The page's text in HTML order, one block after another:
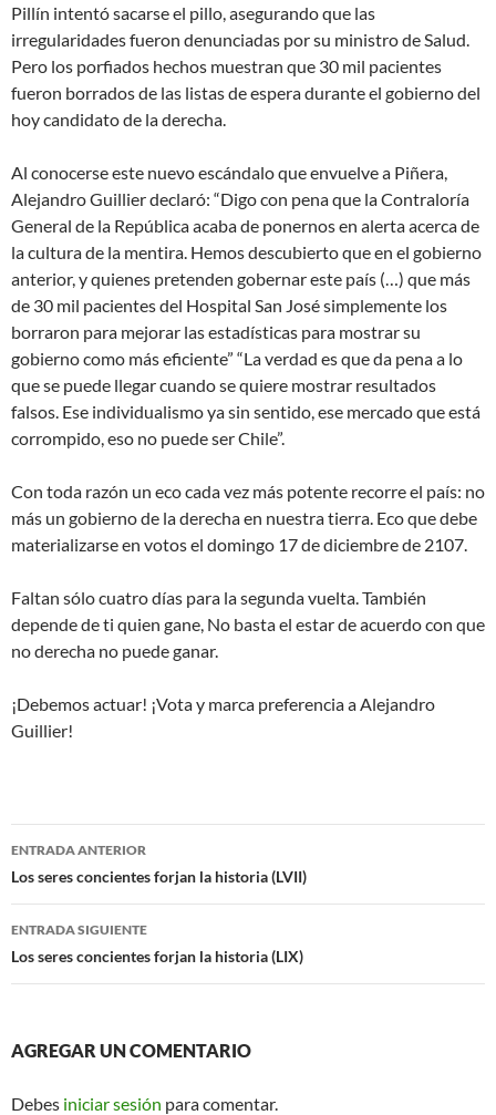
Pillín intentó sacarse el pillo, asegurando que las
irregularidades fueron denunciadas por su ministro de Salud.
Pero los porfiados hechos muestran que 30 mil pacientes
fueron borrados de las listas de espera durante el gobierno del
hoy candidato de la derecha.
Al conocerse este nuevo escándalo que envuelve a Piñera,
Alejandro Guillier declaró: “Digo con pena que la Contraloría
General de la República acaba de ponernos en alerta acerca de
la cultura de la mentira. Hemos descubierto que en el gobierno
anterior, y quienes pretenden gobernar este país (…) que más
de 30 mil pacientes del Hospital San José simplemente los
borraron para mejorar las estadísticas para mostrar su
gobierno como más eficiente” “La verdad es que da pena a lo
que se puede llegar cuando se quiere mostrar resultados
falsos. Ese individualismo ya sin sentido, ese mercado que está
corrompido, eso no puede ser Chile”.
Con toda razón un eco cada vez más potente recorre el país: no
más un gobierno de la derecha en nuestra tierra. Eco que debe
materializarse en votos el domingo 17 de diciembre de 2107.
Faltan sólo cuatro días para la segunda vuelta. También
depende de ti quien gane, No basta el estar de acuerdo con que
no derecha no puede ganar.
¡Debemos actuar! ¡Vota y marca preferencia a Alejandro
Guillier!
Navegador
de
entradas
ENTRADA ANTERIOR
Los seres concientes forjan la historia (LVII)
ENTRADA SIGUIENTE
Los seres concientes forjan la historia (LIX)
AGREGAR UN COMENTARIO
Debes iniciar sesión para comentar.